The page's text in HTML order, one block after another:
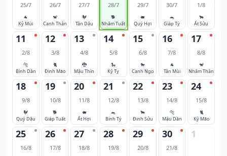
25/7
🐐
Kỷ Mùi
26/7
🐒
Canh Thân
27/7
🐓
Tân Dậu
28/7
🐕
Nhâm Tuất
29/7
🐖
Quý Hợi
30/7
🐀
Giáp Tý
1/8
🐂
Ất Sửu
11
2/8
🐅
Bính Dần
12
3/8
🐈
Đinh Mão
13
4/8
🐉
Mậu Thìn
14
5/8
🐍
Kỷ Tỵ
15
6/8
🐎
Canh Ngọ
16
7/8
🐐
Tân Mùi
17
8/8
🐒
Nhâm Thân
18
9/8
🐓
Quý Dậu
19
10/8
🐕
Giáp Tuất
20
11/8
🐖
Ất Hợi
21
12/8
🐀
Bính Tý
22
13/8
🐂
Đinh Sửu
23
14/8
🐅
Mậu Dần
24
15/8
🐈
Kỷ Mão
25
16/8
26
17/8
27
18/8
28
19/8
29
20/8
30
21/8
1